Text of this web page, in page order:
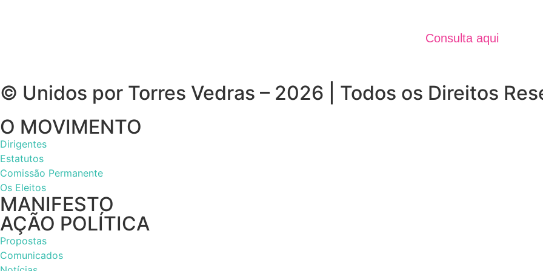
Consulta aqui
© Unidos por Torres Vedras – 2026 | Todos os Direitos
O MOVIMENTO
Dirigentes
Estatutos
Comissão Permanente
Os Eleitos
MANIFESTO
AÇÃO POLÍTICA
Propostas
Comunicados